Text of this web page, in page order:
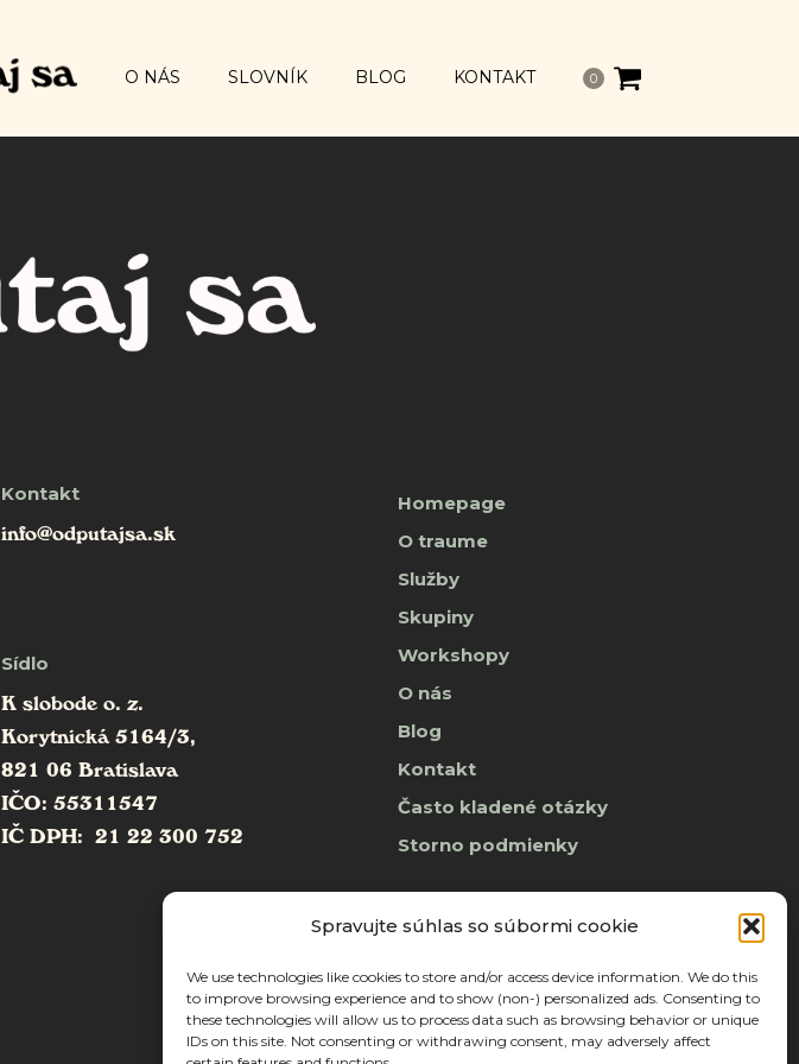
Spravujte súhlas so súbormi cookie
We use technologies like cookies to store and/or access device information. We do this
to improve browsing experience and to show (non-) personalized ads. Consenting to
these technologies will allow us to process data such as browsing behavior or unique
IDs on this site. Not consenting or withdrawing consent, may adversely affect
O NÁS SLOVNÍK BLOG KONTAKT 0
Kontakt
info@odputajsa.sk
Sídlo
K slobode o. z.
Korytnická 5164/3,
821 06 Bratislava
IČO: 55311547
IČ DPH: 21 22 300 752
Homepage
O traume
Služby
Skupiny
Workshopy
O nás
Blog
Kontakt
Často kladené otázky
Storno podmienky